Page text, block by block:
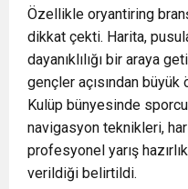
Özellikle oryantiring
dikkat çekti. Harita,
dayanıklılığı bir araya
gençler açısından büyük
Kulüp bünyesinde
navigasyon teknikleri,
profesyonel yarış
verildiği belirtildi.